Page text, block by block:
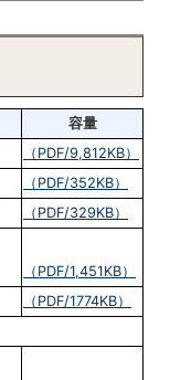
容量
（PDF/9,812KB）
（PDF/352KB）
（PDF/329KB）
（PDF/1,451KB）
（PDF/1774KB）